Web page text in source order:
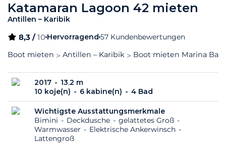
Katamaran Lagoon 42 mieten
Antillen – Karibik
8,3 /10 Hervorragend 57 Kundenbewertungen
Boot mieten
Antillen – Karibik Boot mieten Marina
2017
13.2 m
10 koje(n)
6 kabine(n) 4 Bad
Wichtigste Ausstattungsmerkmale
Bimini
Deckdusche
gelattetes Groß
Warmwasser
Elektrische Ankerwinsch
Lattengroß